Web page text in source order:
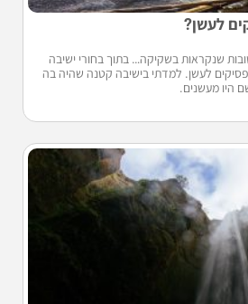
לעשן?
שנקראות בשקיקה… בתוך בחורי ישיבה
לעשן. למדתי בישיבה קטנה שהיה בה
היו מעשנים.